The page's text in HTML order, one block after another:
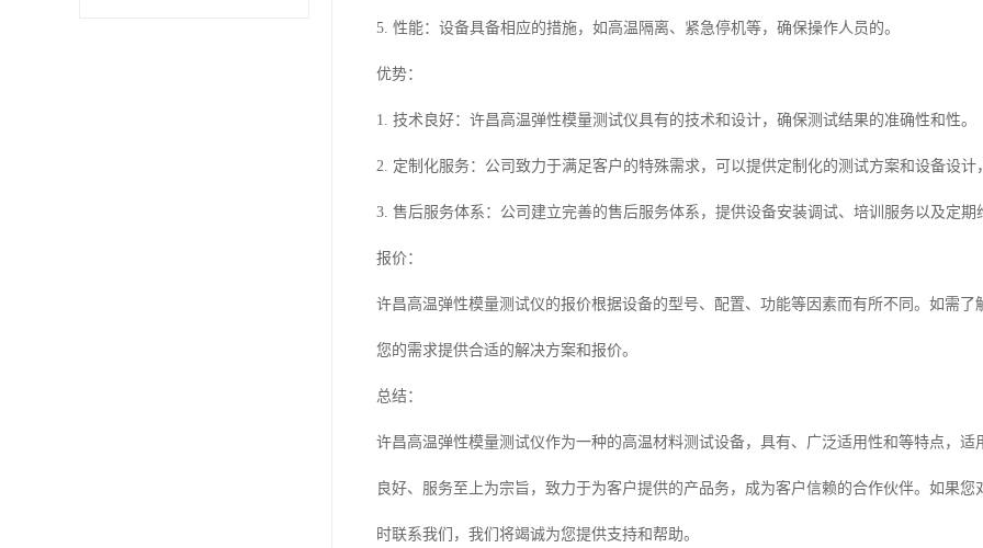
5. 性能：设备具备相应的措施，如高温隔离、紧急停机等，确保操作人员的。
优势：
1. 技术良好：许昌高温弹性模量测试仪具有的技术和设计，确保测试结果的准确性和性。
2. 定制化服务：公司致力于满足客户的特殊需求，可以提供定制化的测试方案和设备设计
3. 售后服务体系：公司建立完善的售后服务体系，提供设备安装调试、培训服务以及定期
报价：
许昌高温弹性模量测试仪的报价根据设备的型号、配置、功能等因素而有所不同。如需
您的需求提供合适的解决方案和报价。
总结：
许昌高温弹性模量测试仪作为一种的高温材料测试设备，具有、广泛适用性和等特点，
良好、服务至上为宗旨，致力于为客户提供的产品务，成为客户信赖的合作伙伴。如果
时联系我们，我们将竭诚为您提供支持和帮助。